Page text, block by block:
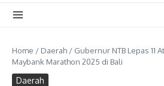
Home / Daerah / Gubernur NTB Lepas 11
Maybank Marathon 2025 di Bali
Daerah